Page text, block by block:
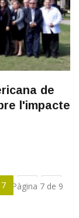
de
l'impacte
7 8 9
Pàgina 7 de 9